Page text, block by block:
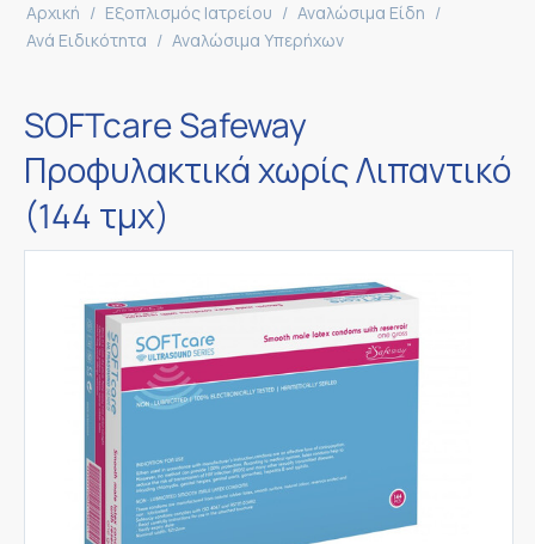
Αρχική / Εξοπλισμός Ιατρείου / Αναλώσιμα Είδη /
Ανά Ειδικότητα / Αναλώσιμα Υπερήχων
SOFTcare Safeway
Προφυλακτικά χωρίς Λιπαντικό
(144 τμχ)